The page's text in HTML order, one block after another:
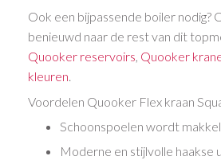
Ook een bijpassende boiler nodig?
benieuwd naar de rest van dit
Quooker reservoirs, Quooker
kleuren.
Voordelen Quooker Flex kraan
Schoonspoelen wordt
Moderne en stijlvolle haakse